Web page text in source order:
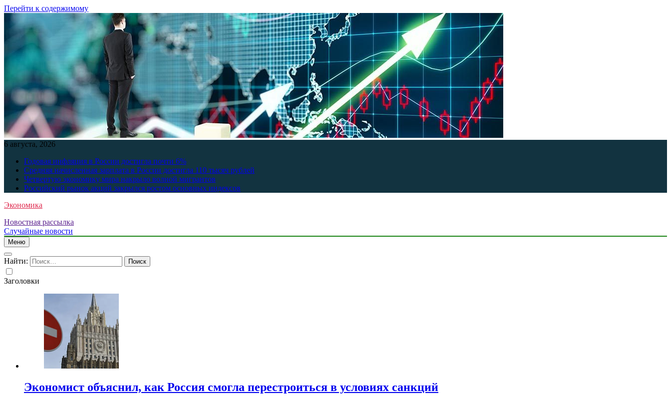
Перейти к содержимому
6 августа, 2026
Годовая инфляция в России достигла почти 6%
Средняя начисленная зарплата в России достигла 110 тысяч рублей
Четвертую экономику мира накрыло волной мигрантов
Российский рынок акций закрылся ростом основных индексов
Экономика
Новостная рассылка
Случайные новости
Меню
Найти:
Заголовки
Экономист объяснил, как Россия смогла перестроиться в условиях санкций